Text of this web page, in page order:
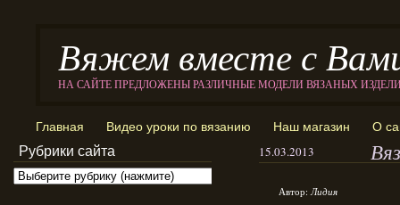
Вяжем вместе с
НА САЙТЕ ПРЕДЛОЖЕНЫ РАЗЛИЧНЫЕ МОДЕЛИ ВЯЗАНЫХ
Главная Видео уроки по вязанию Наш магазин О
15.03.2013
Автор:Лидия
Рубрики сайта